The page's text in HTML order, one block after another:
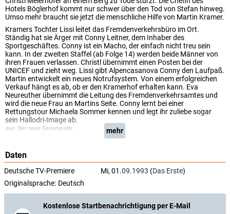
Hotels Böglerhof kommt nur schwer über den Tod von Stefan hinweg.
Umso mehr braucht sie jetzt die menschliche Hilfe von Martin Kramer.
Kramers Tochter Lissi leitet das Fremdenverkehrsbüro im Ort.
Ständig hat sie Ärger mit Conny Leitner, dem Inhaber des
Sportgeschäftes. Conny ist ein Macho, der einfach nicht treu sein
kann. In der zweiten Staffel (ab Folge 14) werden beide Männer von
ihren Frauen verlassen. Christl übernimmt einen Posten bei der
UNICEF und zieht weg. Lissi gibt Alpencasanova Conny den Laufpaß.
Martin entwickelt ein neues Notrufsystem. Von einem erfolgreichen
Verkauf hängt es ab, ob er den Kramerhof erhalten kann. Eva
Neureuther übernimmt die Leitung des Fremdenverkehrsamtes und
wird die neue Frau an Martins Seite. Conny lernt bei einer
Rettungstour Michaela Sommer kennen und legt ihr zuliebe sogar
sein Hallodri-Image ab.
aus: Der neue Serienguide mehr
Daten
Deutsche TV-Premiere Mi, 01.09.1993 (Das Erste)
Originalsprache: Deutsch
Kostenlose Startbenachrichtigung per E-Mail